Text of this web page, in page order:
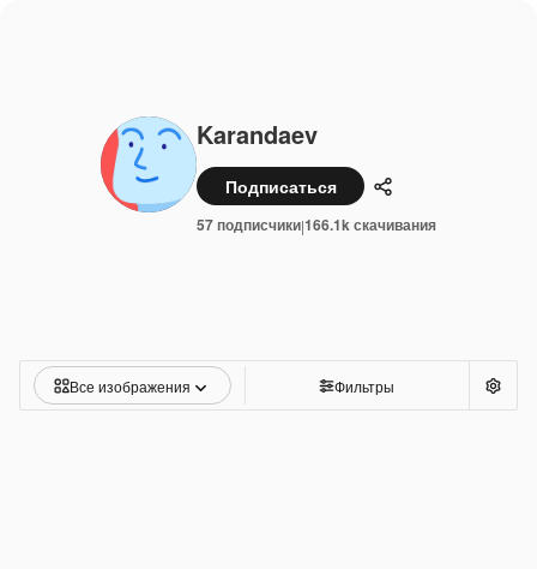
Karandaev
Подписаться Поделиться
57 подписчики|166.1k скачивания
Все изображения Фильтры